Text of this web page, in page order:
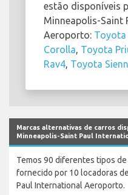
estão disponíveis
Minneapolis-Saint
Aeroporto: Toyota
Corolla, Toyota
Rav4, Toyota
Marcas alternativas de carros
Minneapolis-Saint Paul
Temos 90 diferentes tipos
fornecido por 10 locadoras
Paul International Aeroporto.